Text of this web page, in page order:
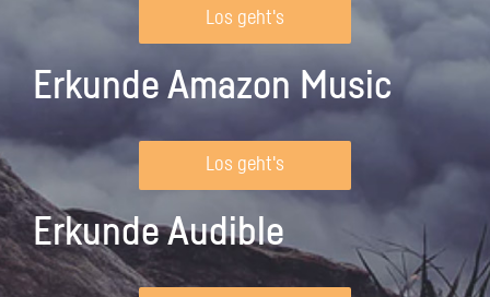
Los geht's
Erkunde Amazon Music
Los geht's
Erkunde Audible